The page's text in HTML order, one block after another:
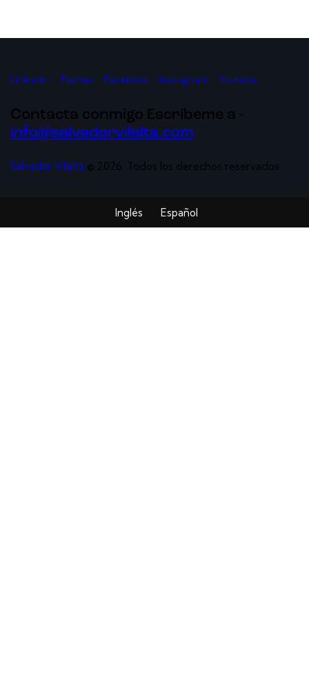
Linkedin Twitter Facebook Instagram Youtube
Contacta conmigo Escríbeme a -
info@salvadorvilalta.com
Salvador Vilalta © 2026. Todos los derechos reservados
Inglés Español